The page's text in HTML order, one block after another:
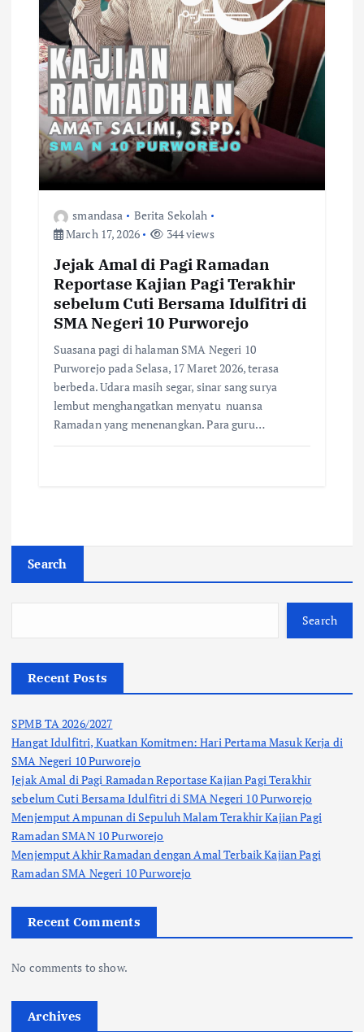
smandasa
Berita Sekolah
March 17, 2026
344 views
Jejak Amal di Pagi Ramadan
Reportase Kajian Pagi Terakhir
sebelum Cuti Bersama Idulfitri di
SMA Negeri 10 Purworejo
Suasana pagi di halaman SMA Negeri 10
Purworejo pada Selasa, 17 Maret 2026, terasa
berbeda. Udara masih segar, sinar sang surya
lembut menghangatkan menyatu nuansa
Ramadan yang menenangkan. Para guru…
Search
Search
Recent Posts
SPMB TA 2026/2027
Hangat Idulfitri, Kuatkan Komitmen: Hari Pertama Masuk Kerja di
SMA Negeri 10 Purworejo
Jejak Amal di Pagi Ramadan Reportase Kajian Pagi Terakhir
sebelum Cuti Bersama Idulfitri di SMA Negeri 10 Purworejo
Menjemput Ampunan di Sepuluh Malam Terakhir Kajian Pagi
Ramadan SMAN 10 Purworejo
Menjemput Akhir Ramadan dengan Amal Terbaik Kajian Pagi
Ramadan SMA Negeri 10 Purworejo
Recent Comments
No comments to show.
Archives